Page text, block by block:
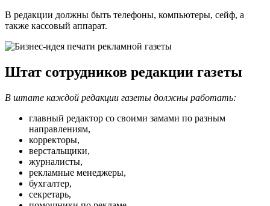
В редакции должны быть телефоны, компьютеры, сейф, а
также кассовый аппарат.
Штат сотрудников редакции газеты
В штате каждой редакции газеты должны работать:
главный редактор со своими замами по разным
направлениям,
корректоры,
верстальщики,
журналисты,
рекламные менеджеры,
бухгалтер,
секретарь,